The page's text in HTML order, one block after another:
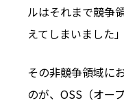
ルはそれまで競争
えてしまいました
その非競争領域に
のが、OSS（オー